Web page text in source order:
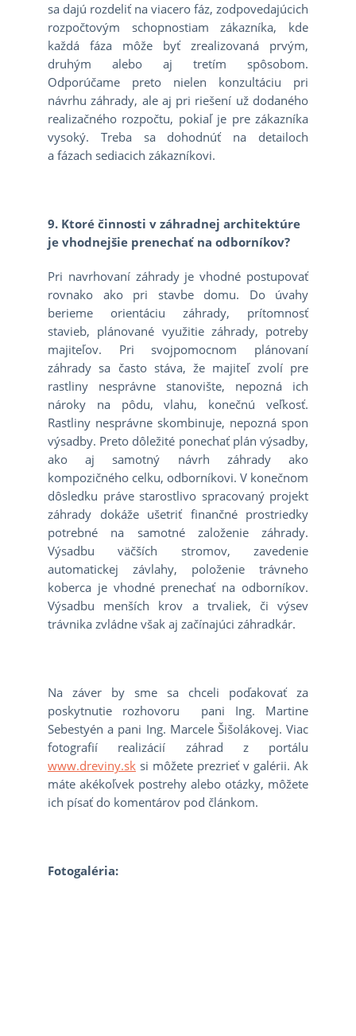
sa dajú rozdeliť na viacero fáz, zodpovedajúcich
rozpočtovým schopnostiam zákazníka, kde
každá fáza môže byť zrealizovaná prvým,
druhým alebo aj tretím spôsobom.
Odporúčame preto nielen konzultáciu pri
návrhu záhrady, ale aj pri riešení už dodaného
realizačného rozpočtu, pokiaľ je pre zákazníka
vysoký. Treba sa dohodnúť na detailoch
a fázach sediacich zákazníkovi.
9. Ktoré činnosti v záhradnej architektúre
je vhodnejšie prenechať na odborníkov?
Pri navrhovaní záhrady je vhodné postupovať
rovnako ako pri stavbe domu. Do úvahy
berieme orientáciu záhrady, prítomnosť
stavieb, plánované využitie záhrady, potreby
majiteľov. Pri svojpomocnom plánovaní
záhrady sa často stáva, že majiteľ zvolí pre
rastliny nesprávne stanovište, nepozná ich
nároky na pôdu, vlahu, konečnú veľkosť.
Rastliny nesprávne skombinuje, nepozná spon
výsadby. Preto dôležité ponechať plán výsadby,
ako aj samotný návrh záhrady ako
kompozičného celku, odborníkovi. V konečnom
dôsledku práve starostlivo spracovaný projekt
záhrady dokáže ušetriť finančné prostriedky
potrebné na samotné založenie záhrady.
Výsadbu väčších stromov, zavedenie
automatickej závlahy, položenie trávneho
koberca je vhodné prenechať na odborníkov.
Výsadbu menších krov a trvaliek, či výsev
trávnika zvládne však aj začínajúci záhradkár.
Na záver by sme sa chceli poďakovať za
poskytnutie rozhovoru pani Ing. Martine
Sebestyén a pani Ing. Marcele Šišolákovej. Viac
fotografií realizácií záhrad z portálu
www.dreviny.sk si môžete prezrieť v galérii. Ak
máte akékoľvek postrehy alebo otázky, môžete
ich písať do komentárov pod článkom.
Fotogaléria: